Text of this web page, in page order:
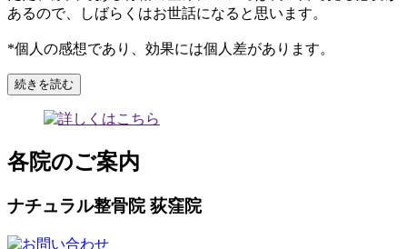
あるので、しばらくはお世話になると思います。
*個人の感想であり、効果には個人差があります。
続きを読む
各院のご案内
ナチュラル整骨院 荻窪院